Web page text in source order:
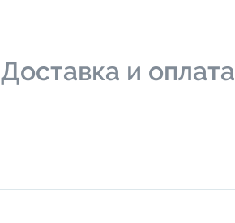
Доставка и оплата